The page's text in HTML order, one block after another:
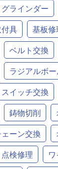
ラインダー
具
基板修
ベルト交換
ラジアルボ
スイッチ交換
鋳物切削
ーン交換
点検修理